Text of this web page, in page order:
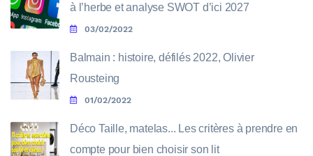
à l’herbe et analyse SWOT d’ici 2027
03/02/2022
Balmain : histoire, défilés 2022, Olivier
Rousteing
01/02/2022
Déco Taille, matelas... Les critères à prendre en
compte pour bien choisir son lit